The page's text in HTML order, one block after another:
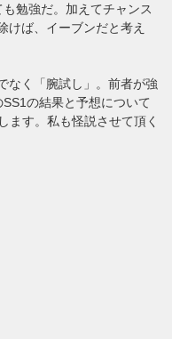
勉強だ。加えてチャンス
けば、イーブンだと考え
なく「腕試し」。前者が強
の結果と予想について
ます。私も怪説させて頂く